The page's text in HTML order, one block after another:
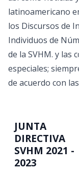
latinoamericano
los Discursos de
Individuos de
de la SVHM. y las
especiales;
de acuerdo con
JUNTA
DIRECTIVA
SVHM 2021 -
2023